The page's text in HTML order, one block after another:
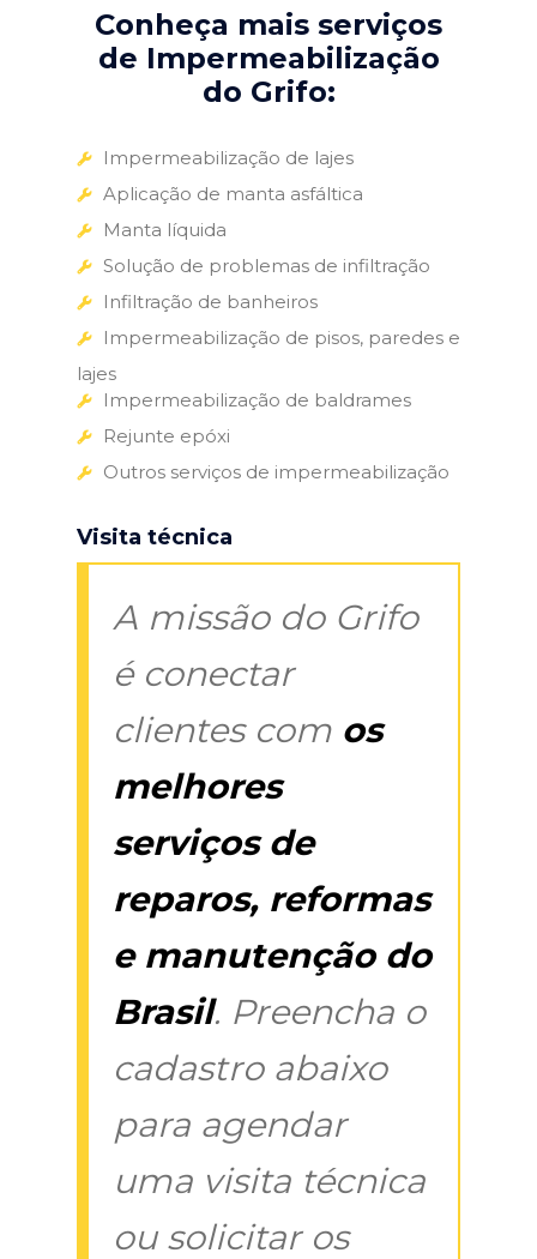
Conheça mais serviços
de Impermeabilização
do Grifo:
Impermeabilização de lajes
Aplicação de manta asfáltica
Manta líquida
Solução de problemas de infiltração
Infiltração de banheiros
Impermeabilização de pisos, paredes e
lajes
Impermeabilização de baldrames
Rejunte epóxi
Outros serviços de impermeabilização
Visita técnica
A missão do Grifo
é conectar
clientes com os
melhores
serviços de
reparos, reformas
e manutenção do
Brasil. Preencha o
cadastro abaixo
para agendar
uma visita técnica
ou solicitar os